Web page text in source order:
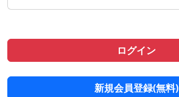
ログイン
新規会員登録(無料)